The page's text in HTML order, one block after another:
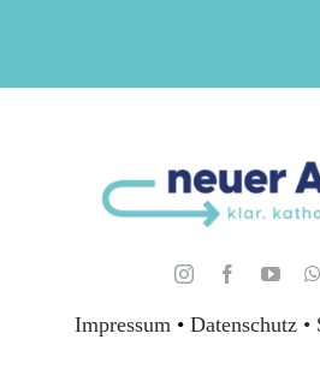
Impressum• Datenschutz •